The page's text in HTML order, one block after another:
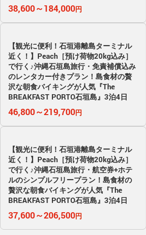
38,600～184,000円
【観光に便利！石垣港離島ターミナル
近く！】Peach［預け荷物20kg込み］
で行く♪沖縄石垣島旅行・免責補償込み
のレンタカー付きプラン！島食材の贅
沢な朝食バイキングが人気『The
BREAKFAST PORTO石垣島』3泊4日
46,800～219,700円
【観光に便利！石垣港離島ターミナル
近く！】Peach［預け荷物20kg込み］
で行く♪沖縄石垣島旅行・航空券+ホテ
ルのシンプルフリープラン！島食材の
贅沢な朝食バイキングが人気『The
BREAKFAST PORTO石垣島』3泊4日
37,600～206,500円